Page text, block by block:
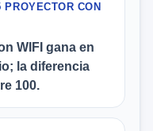
CON
WIFI gana en
la diferencia
100.